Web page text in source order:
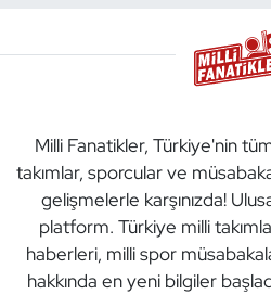
Milli Fanatikler, Türkiye'nin
takımlar, sporcular ve
gelişmelerle karşınızda!
platform. Türkiye milli
haberleri, milli spor
hakkında en yeni bilgiler